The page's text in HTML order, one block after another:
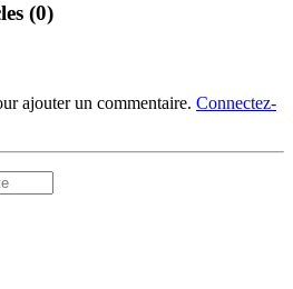
(0)
ajouter un commentaire. Connectez-